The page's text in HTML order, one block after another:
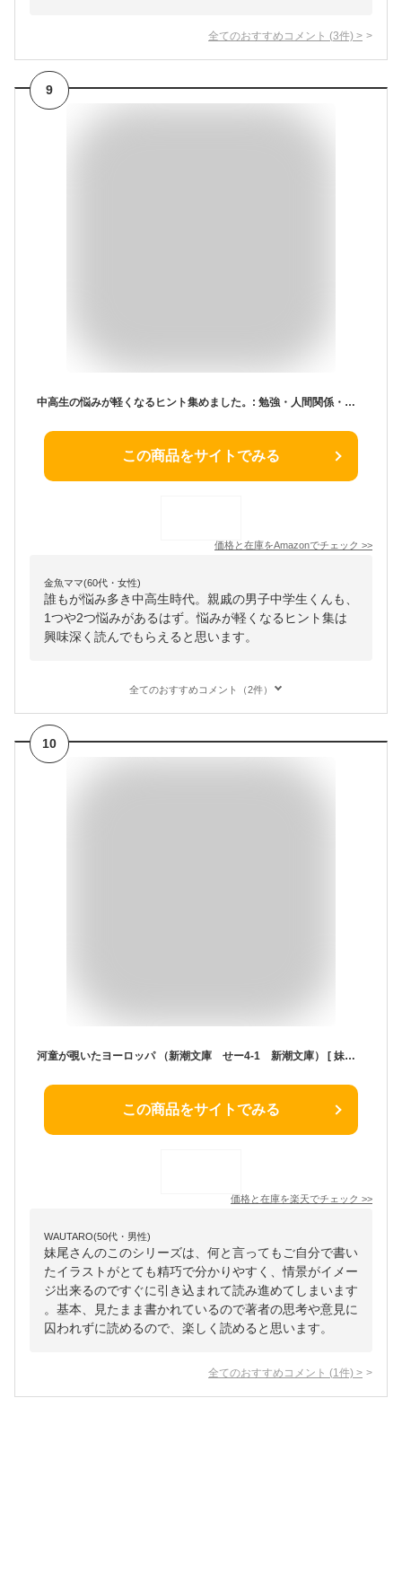
全てのおすすめコメント (3件) >
9
中高生の悩みが軽くなるヒント集めました。: 勉強・人間関係・進路の不安に効く57の方法
この商品をサイトでみる
価格と在庫をAmazonでチェック >>
金魚ママ(60代・女性)
誰もが悩み多き中高生時代。親戚の男子中学生くんも、
1つや2つ悩みがあるはず。悩みが軽くなるヒント集は
興味深く読んでもらえると思います。
全てのおすすめコメント（2件）
10
河童が覗いたヨーロッパ （新潮文庫 せー4-1 新潮文庫） [ 妹尾河童 ]
この商品をサイトでみる
価格と在庫を楽天でチェック >>
WAUTARO(50代・男性)
妹尾さんのこのシリーズは、何と言ってもご自分で書い
たイラストがとても精巧で分かりやすく、情景がイメー
ジ出来るのですぐに引き込まれて読み進めてしまいます
。基本、見たまま書かれているので著者の思考や意見に
囚われずに読めるので、楽しく読めると思います。
全てのおすすめコメント (1 件) >